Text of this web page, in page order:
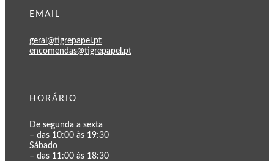
EMAIL
geral@tigrepapel.pt
encomendas@tigrepapel.pt
HORÁRIO
De segunda a sexta
– das 10:00 às 19:30
Sábado
– das 11:00 às 18:30